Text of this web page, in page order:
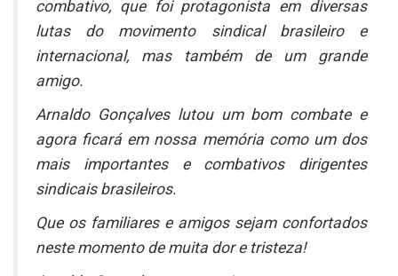
combativo, que foi protagonista em diversas
lutas do movimento sindical brasileiro e
internacional, mas também de um grande
amigo.
Arnaldo Gonçalves lutou um bom combate e
agora ficará em nossa memória como um dos
mais importantes e combativos dirigentes
sindicais brasileiros.
Que os familiares e amigos sejam confortados
neste momento de muita dor e tristeza!